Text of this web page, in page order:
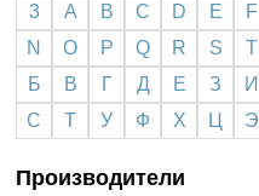
3 A B C D E F
N
O P Q R S T
Б
В Г Д Е З И
С
Т У Ф Х Ц Э
Производители